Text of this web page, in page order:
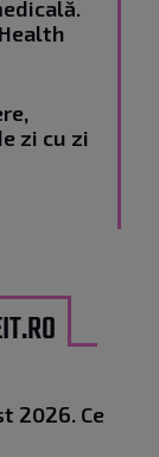
zi cu zi
2026. Ce